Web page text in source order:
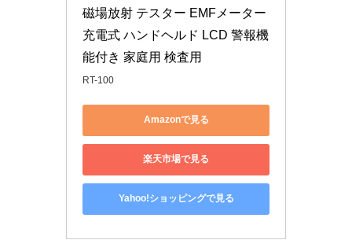
磁場放射 テスター EMFメーター
充電式 ハンドヘルド LCD 警報機
能付き 家庭用 検査用
RT-100
Amazonで見る
楽天市場で見る
Yahoo!ショッピングで見る